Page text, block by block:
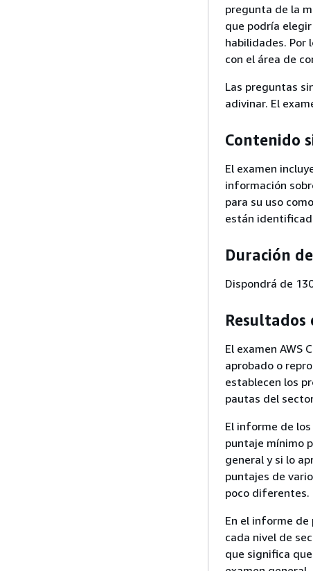
pregunta de la
que podría
habilidades. Por
con el área de
Las preguntas
adivinar. El
Contenido
El examen
información
para su uso
están
Duración
Dispondrá de
Resultados
El examen AWS
aprobado o
establecen los
pautas del
El informe de
puntaje mínimo
general y si lo
puntajes de
poco diferentes.
En el informe de
cada nivel de
que significa